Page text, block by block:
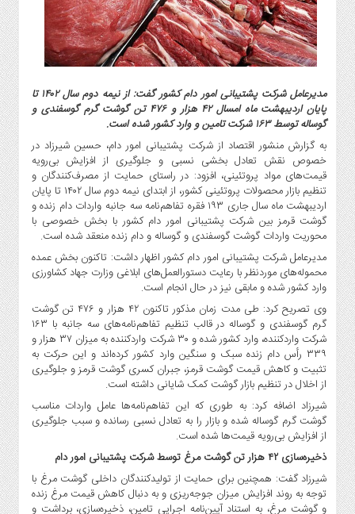
پتروشیمی
صنعت
و
خودرو
آپ
و
فن
آوری
بانک
،
بیمه
و
ارز
دیجیتال
کشاورزی
و
صنایع
غذایی
سیاسی
و
بین
الملل
نگاه
روز
گوناگون
مدیرعامل شرکت پشتیبانی امور دام کشور گفت: از نیمه دوم سال ۱۴۰۲ تا
پایان اردیبهشت ماه امسال ۴۲ هزار و ۴۷۶ تن گوشت گرم گوسفندی و
گوساله توسط ۱۶۳ شرکت تامین و وارد کشور شده است.
به گزارش منشور اقتصاد از شرکت پشتیبانی امور دام، حسین شیرزاد در
خصوص نقش تعادل بخشی نسبی و جلوگیری از افزایش بی‌رویه
قیمت‌های مواد پروتئینی، افزود: در راستای حمایت از مصرف‌کنندگان و
تنظیم بازار محصولات پروتئینی کشور، از ابتدای نیمه دوم سال ۱۴۰۲ تا پایان
اردیبهشت ماه سال جاری ۱۹۳ فقره تفاهم‌نامه سه جانبه واردات دام زنده و
گوشت قرمز بین شرکت پشتیبانی امور دام کشور با بخش خصوصی با
محوریت واردات گوشت گوسفندی و گوساله و دام زنده منعقد شده است.
مدیرعامل شرکت پشتیبانی امور دام کشور اظهار داشت: تاکنون بخش عمده
محموله‌های موردنظر با رعایت دستورالعمل‌های ابلاغی وزارت جهاد کشاورزی
وارد کشور شده و مابقی نیز در حال انجام است.
وی تصریح کرد: طی مدت زمان مذکور تاکنون ۴۲ هزار و ۴۷۶ تن گوشت
گرم گوسفندی و گوساله در قالب تنظیم تفاهم‌نامه‌های سه جانبه با ۱۶۳
شرکت واردکننده، وارد کشور شده و ۳۰ شرکت واردکننده به میزان ۳۷ هزار و
۳۳۹ رأس دام زنده سبک و سنگین وارد کشور کرده‌اند و این حرکت به
تثبیت و کاهش قیمت گوشت قرمز، جبران کسری گوشت قرمز و جلوگیری
از اخلال در تنظیم بازار گوشت کمک شایانی داشته است.
شیرزاد اضافه کرد: به طوری که این تفاهم‌نامه‌ها عامل واردات مناسب
گوشت گرم گوساله شده و بازار را به تعادل نسبی رسانده و سبب جلوگیری
از افزایش بی‌رویه قیمت‌ها شده است.
ذخیره‌سازی ۴۲ هزار تن گوشت مرغ توسط شرکت پشتیبانی امور دام
شیرزاد گفت: همچنین برای حمایت از تولیدکنندگان داخلی گوشت مرغ با
توجه به روند افزایش میزان جوجه‌ریزی و به دنبال کاهش قیمت مرغ زنده
و گوشت مرغ، به استناد آیین‌نامه اجرایی تامین، ذخیره‌سازی، برداشت و